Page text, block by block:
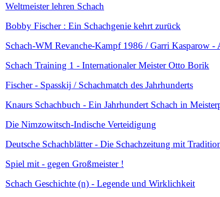
Weltmeister lehren Schach
Bobby Fischer : Ein Schachgenie kehrt zurück
Schach-WM Revanche-Kampf 1986 / Garri Kasparow
Schach Training 1 - Internationaler Meister Otto Borik
Fischer - Spasskij / Schachmatch des Jahrhunderts
Knaurs Schachbuch - Ein Jahrhundert Schach in
Die Nimzowitsch-Indische Verteidigung
Deutsche Schachblätter - Die Schachzeitung mit
Spiel mit - gegen Großmeister !
Schach Geschichte (n) - Legende und Wirklichkeit